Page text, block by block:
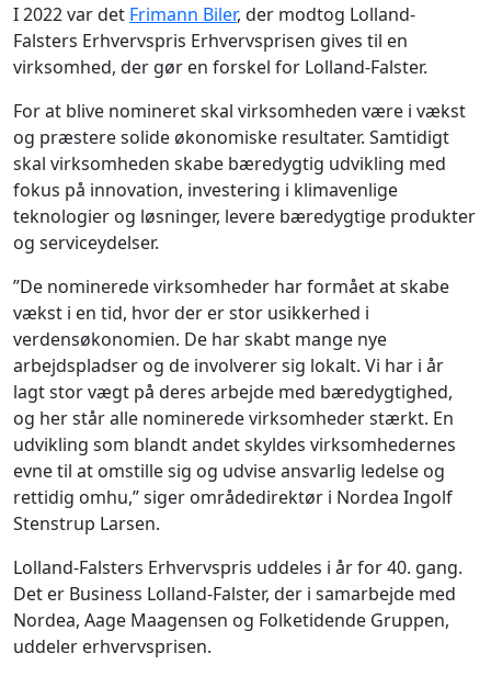
I 2022 var det Frimann Biler, der modtog Lolland-
Falsters Erhvervspris Erhvervsprisen gives til en
virksomhed, der gør en forskel for Lolland-Falster.
For at blive nomineret skal virksomheden være i vækst
og præstere solide økonomiske resultater. Samtidigt
skal virksomheden skabe bæredygtig udvikling med
fokus på innovation, investering i klimavenlige
teknologier og løsninger, levere bæredygtige produkter
og serviceydelser.
”De nominerede virksomheder har formået at skabe
vækst i en tid, hvor der er stor usikkerhed i
verdensøkonomien. De har skabt mange nye
arbejdspladser og de involverer sig lokalt. Vi har i år
lagt stor vægt på deres arbejde med bæredygtighed,
og her står alle nominerede virksomheder stærkt. En
udvikling som blandt andet skyldes virksomhedernes
evne til at omstille sig og udvise ansvarlig ledelse og
rettidig omhu,” siger områdedirektør i Nordea Ingolf
Stenstrup Larsen.
Lolland-Falsters Erhvervspris uddeles i år for 40. gang.
Det er Business Lolland-Falster, der i samarbejde med
Nordea, Aage Maagensen og Folketidende Gruppen,
uddeler erhvervsprisen.